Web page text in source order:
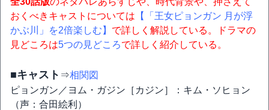
おくべきキャストについては 【「王女ピョンガン 月が浮
かぶ川」を2倍楽しむ】 で詳しく解説している。ドラマの
見どころは5つの見どころで詳しく紹介している。
■キャスト ⇒相関図
ピョンガン／ヨム・ガジン［カジン］：キム・ソヒョン
（声：合田絵利）